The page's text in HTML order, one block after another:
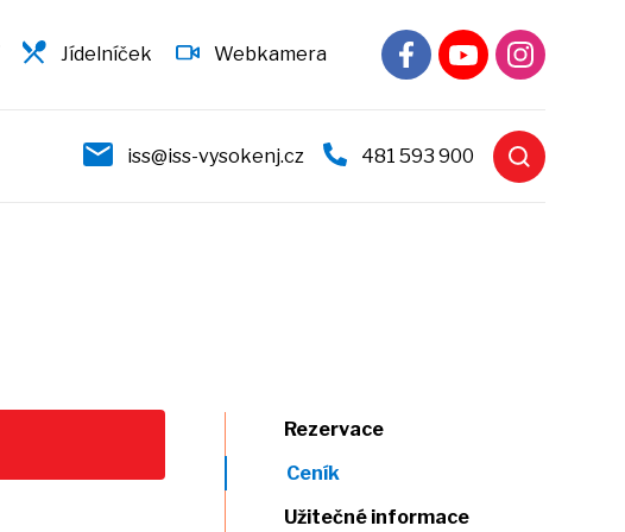
Jídelníček Webkamera
iss@iss-vysokenj.cz 481 593 900
Rezervace
Ceník
Užitečné informace